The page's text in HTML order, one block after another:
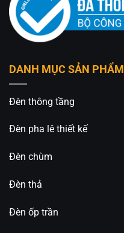
4. Liên hệ ngay để
khách hàng gọi
Decor
cấp các loại đèn trang
và giá thành tốt nhất
⚡️An An Decor – Ánh
🏢CN 1: 514 Nguyễn
Nội
DANH MỤC SẢN PHẨM
Đèn thông tầng
Đèn pha lê thiết kế
Đèn chùm
Đèn thả
Đèn ốp trần